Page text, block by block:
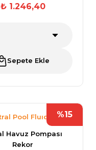
₺ 1.246,40
Sepete Ekle
%15
Pool Fluıdra
Havuz Pompası
Rekor